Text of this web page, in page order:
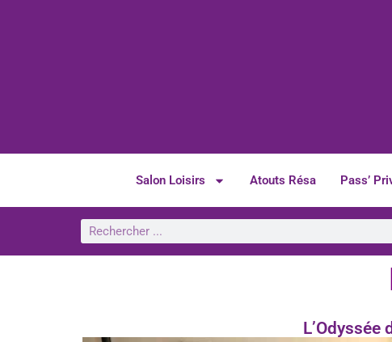
Salon Loisirs Atouts Résa Pass’